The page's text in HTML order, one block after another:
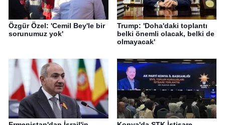
Özgür Özel: 'Cemil Bey'le bir
sorunumuz yok'
Trump: 'Doha'daki toplantı
belki önemli olacak, belki de
olmayacak'